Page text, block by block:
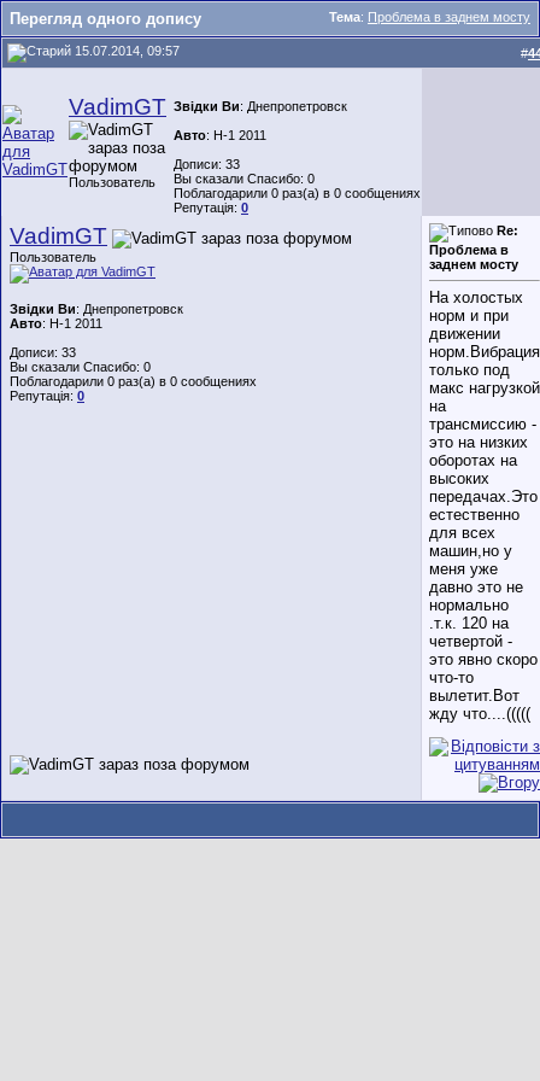
Тема: Проблема в заднем мосту
Перегляд одного допису
15.07.2014, 09:57 #
VadimGT
Пользователь
Звідки Ви: Днепропетровск
Авто: H-1 2011
Дописи: 33
Вы сказали Спасибо: 0
Поблагодарили 0 раз(а) в 0 сообщениях
Репутація: 0
VadimGT
Пользователь
Звідки Ви: Днепропетровск
Авто: H-1 2011
Дописи: 33
Вы сказали Спасибо: 0
Поблагодарили 0 раз(а) в 0 сообщениях
Репутація: 0
Re:
Проблема в
заднем мосту
На холостых
норм и при
движении
норм.Вибрация
только под
макс нагрузкой
на
трансмиссию -
это на низких
оборотах на
высоких
передачах.Это
естественно
для всех
машин,но у
меня уже
давно это не
нормально
.т.к. 120 на
четвертой -
это явно скоро
что-то
вылетит.Вот
жду что....(((((